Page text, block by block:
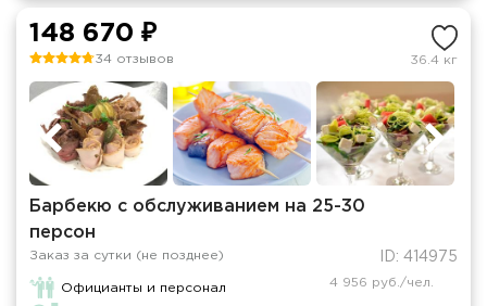
148 670 ₽
34 отзывов 36.4 кг
Барбекю с обслуживанием на 25-30
персон
Заказ за сутки (не позднее) ID: 414975
Официанты и персонал 4 956 руб./чел.